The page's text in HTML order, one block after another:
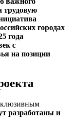
трудовую
городах
года
с
на позиции
разработаны и